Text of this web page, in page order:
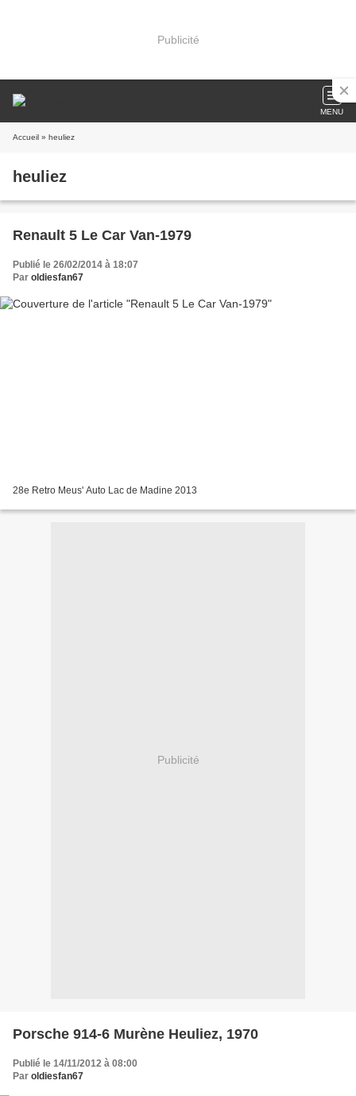
Publicité
MENU
Accueil » heuliez
heuliez
Renault 5 Le Car Van-1979
Publié le 26/02/2014 à 18:07
Par oldiesfan67
28e Retro Meus' Auto Lac de Madine 2013
Publicité
Porsche 914-6 Murène Heuliez, 1970
Publié le 14/11/2012 à 08:00
Par oldiesfan67